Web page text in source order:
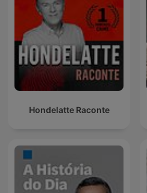
Hondelatte Raconte